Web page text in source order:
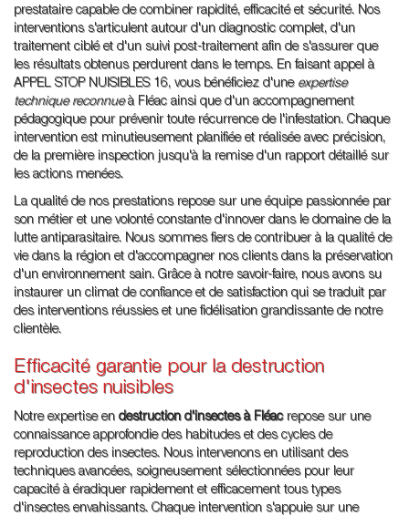
prestataire capable de combiner rapidité, efficacité et sécurité. Nos
interventions s'articulent autour d'un diagnostic complet, d'un
traitement ciblé et d'un suivi post-traitement afin de s'assurer que
les résultats obtenus perdurent dans le temps. En faisant appel à
APPEL STOP NUISIBLES 16, vous bénéficiez d'une expertise
technique reconnueà Fléac ainsi que d'un accompagnement
pédagogique pour prévenir toute récurrence de l'infestation. Chaque
intervention est minutieusement planifiée et réalisée avec précision,
de la première inspection jusqu'à la remise d'un rapport détaillé sur
les actions menées.
La qualité de nos prestations repose sur une équipe passionnée par
son métier et une volonté constante d'innover dans le domaine de la
lutte antiparasitaire. Nous sommes fiers de contribuer à la qualité de
vie dans la région et d'accompagner nos clients dans la préservation
d'un environnement sain. Grâce à notre savoir-faire, nous avons su
instaurer un climat de confiance et de satisfaction qui se traduit par
des interventions réussies et une fidélisation grandissante de notre
clientèle.
Efficacité garantie pour la destruction
d'insectes nuisibles
Notre expertise en destruction d'insectes à Fléacrepose sur une
connaissance approfondie des habitudes et des cycles de
reproduction des insectes. Nous intervenons en utilisant des
techniques avancées, soigneusement sélectionnées pour leur
capacité à éradiquer rapidement et efficacement tous types
d'insectes envahissants. Chaque intervention s'appuie sur une